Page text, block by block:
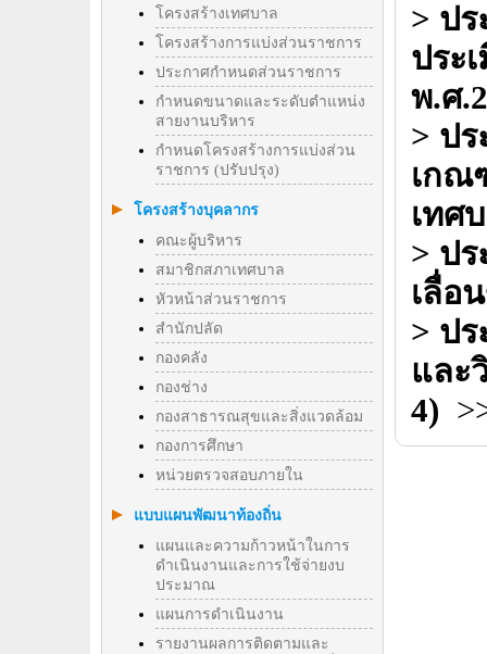
โครงสร้างเทศบาล
โครงสร้างการแบ่งส่วนราชการ
ประกาศกำหนดส่วนราชการ
กำหนดขนาดและระดับตำแหน่ง
สายงานบริหาร
กำหนดโครงสร้างการแบ่งส่วน
ราชการ (ปรับปรุง)
โครงสร้างบุคลากร
คณะผู้บริหาร
สมาชิกสภาเทศบาล
หัวหน้าส่วนราชการ
สำนักปลัด
กองคลัง
กองช่าง
กองสาธารณสุขและสิ่งแวดล้อม
กองการศึกษา
หน่วยตรวจสอบภายใน
แบบแผนพัฒนาท้องถิ่น
แผนและความก้าวหน้าในการ
ดำเนินงานและการใช้จ่ายงบ
ประมาณ
แผนการดำเนินงาน
รายงานผลการติดตามและ
> ป
ประ
พ.ศ
> ป
เกณ
เทศ
> ป
เลื่อ
> ป
และ
4)